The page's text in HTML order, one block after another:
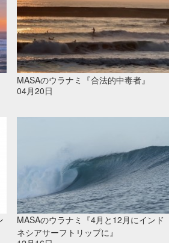
MASAのウラナミ『合法的中毒者』
04月20日
MASAのウラナミ『4月と12月にインド
ネシアサーフトリップに』